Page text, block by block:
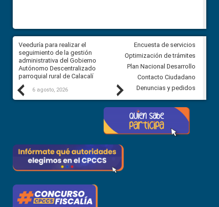
Previous
Veeduría para realizar el
seguimiento de la gestión
administrativa del Gobierno
Autónomo Descentralizado
parroquial rural de Calacalí
6 agosto, 2026
Veeduría para vigilar los
derivados de la Audiencia
comunidad Urbina, parroquia
Carolina
5 agosto, 2026
Next
Encuesta de servicios
Optimización de trámites
Plan Nacional Desarrollo
Contacto Ciudadano
Denuncias y pedidos